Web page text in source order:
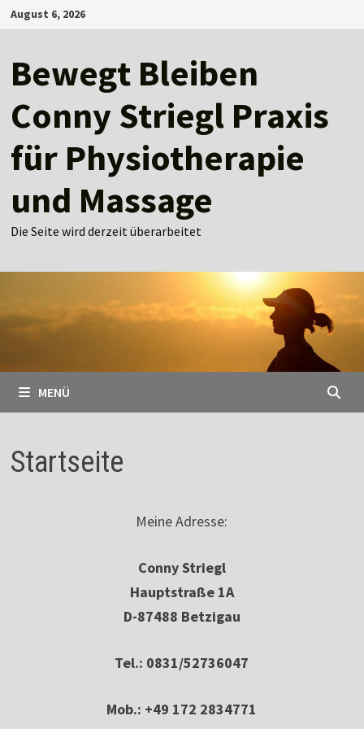
Zum
Inhalt
August 6, 2026
Bewegt Bleiben
Conny Striegl Praxis
für Physiotherapie
und Massage
Die Seite wird derzeit überarbeitet
MENÜ
Startseite
Meine Adresse:
Conny Striegl
Hauptstraße 1A
D-87488 Betzigau
Tel.: 0831/52736047
Mob.: +49 172 2834771